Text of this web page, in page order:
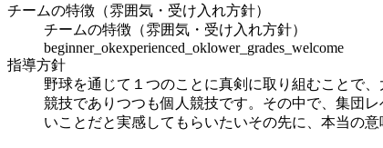
チームの特徴（雰囲気・受け入れ方針）
チームの特徴（雰囲気・受け入れ方針）
beginner_okexperienced_oklower_grades_welcome
指導方針
野球を通じて１つのことに真剣に取り組むことで
競技でありつつも個人競技です。​その中で、集団
いことだと実感してもらいたいその先に、本当の